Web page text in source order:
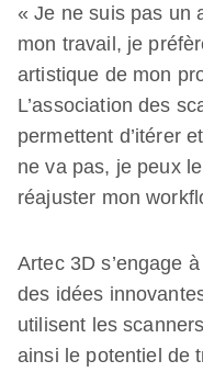
« Je ne suis pas un
mon travail, je
artistique de mon
L’association des
permettent d’itérer
ne va pas, je peux
réajuster mon
Artec 3D s’engage
des idées
utilisent les
ainsi le potentiel de